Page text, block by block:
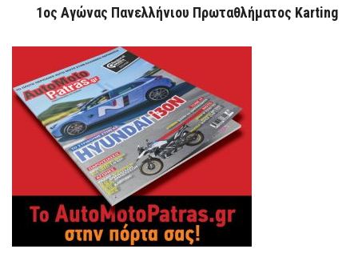
1ος Αγώνας Πανελλήνιου Πρωταθλήματος Karting